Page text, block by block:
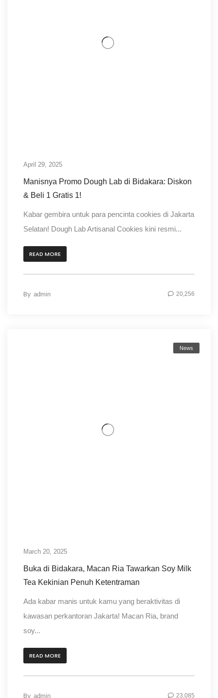
April 29, 2025
Manisnya Promo Dough Lab di Bidakara: Diskon
& Beli 1 Gratis 1!
Kabar gembira untuk para pencinta cookies di Jakarta
Selatan! Dough Lab Artisanal Cookies kini resmi...
READ MORE
By admin 20,256
News
March 20, 2025
Buka di Bidakara, Macan Ria Tawarkan Soy Milk
Tea Kekinian Penuh Ketentraman
Ada kabar manis untuk kamu yang beraktivitas di
kawasan perkantoran Jakarta! Macan Ria, brand
soy...
READ MORE
By admin 23,085